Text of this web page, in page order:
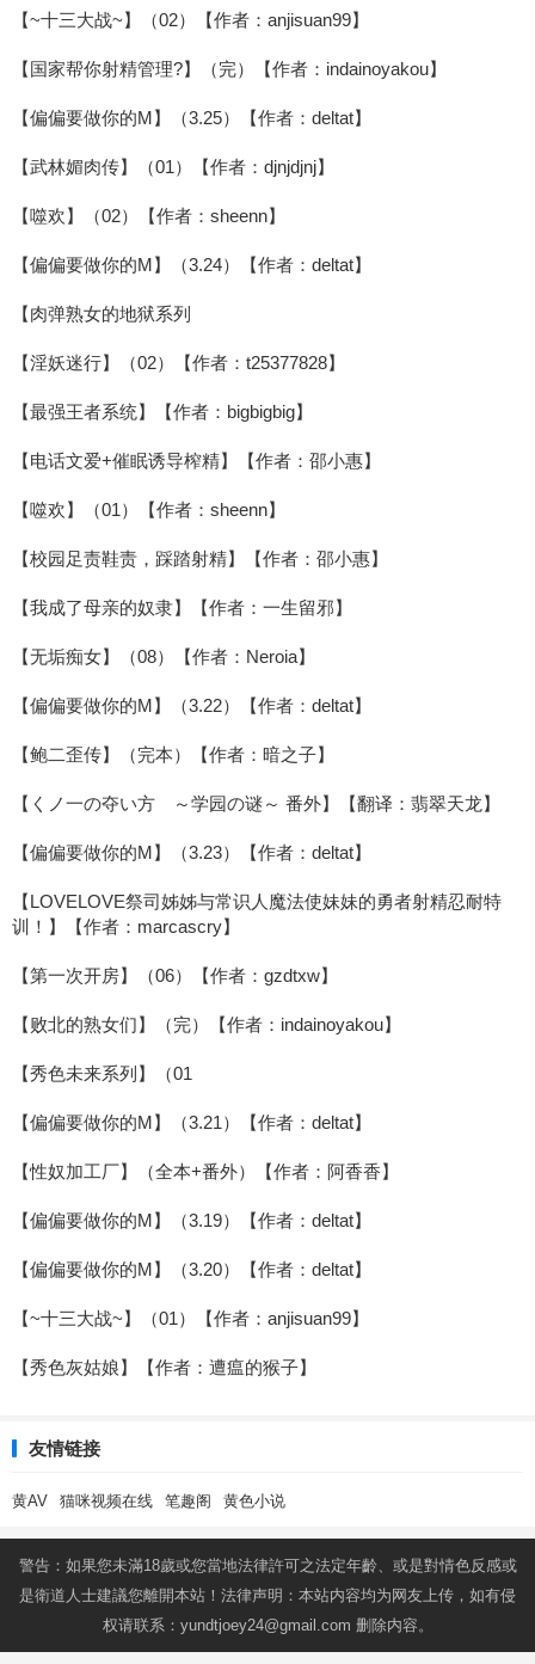
【~十三大战~】（02）【作者：anjisuan99】
【国家帮你射精管理?】（完）【作者：indainoyakou】
【偏偏要做你的M】（3.25）【作者：deltat】
【武林媚肉传】（01）【作者：djnjdjnj】
【噬欢】（02）【作者：sheenn】
【偏偏要做你的M】（3.24）【作者：deltat】
【肉弹熟女的地狱系列
【淫妖迷行】（02）【作者：t25377828】
【最强王者系统】【作者：bigbigbig】
【电话文爱+催眠诱导榨精】【作者：邵小惠】
【噬欢】（01）【作者：sheenn】
【校园足责鞋责，踩踏射精】【作者：邵小惠】
【我成了母亲的奴隶】【作者：一生留邪】
【无垢痴女】（08）【作者：Neroia】
【偏偏要做你的M】（3.22）【作者：deltat】
【鲍二歪传】（完本）【作者：暗之子】
【くノ一の夺い方 ～学园の谜～ 番外】【翻译：翡翠天龙】
【偏偏要做你的M】（3.23）【作者：deltat】
【LOVELOVE祭司姊姊与常识人魔法使妹妹的勇者射精忍耐特
训！】【作者：marcascry】
【第一次开房】（06）【作者：gzdtxw】
【败北的熟女们】（完）【作者：indainoyakou】
【秀色未来系列】（01
【偏偏要做你的M】（3.21）【作者：deltat】
【性奴加工厂】（全本+番外）【作者：阿香香】
【偏偏要做你的M】（3.19）【作者：deltat】
【偏偏要做你的M】（3.20）【作者：deltat】
【~十三大战~】（01）【作者：anjisuan99】
【秀色灰姑娘】【作者：遭瘟的猴子】
友情链接
黄AV 猫咪视频在线 笔趣阁 黄色小说
警告：如果您未滿18歲或您當地法律許可之法定年齡、或是對情色反感或
是衛道人士建議您離開本站！法律声明：本站内容均为网友上传，如有侵
权请联系： yundtjoey24@gmail.com 删除内容。